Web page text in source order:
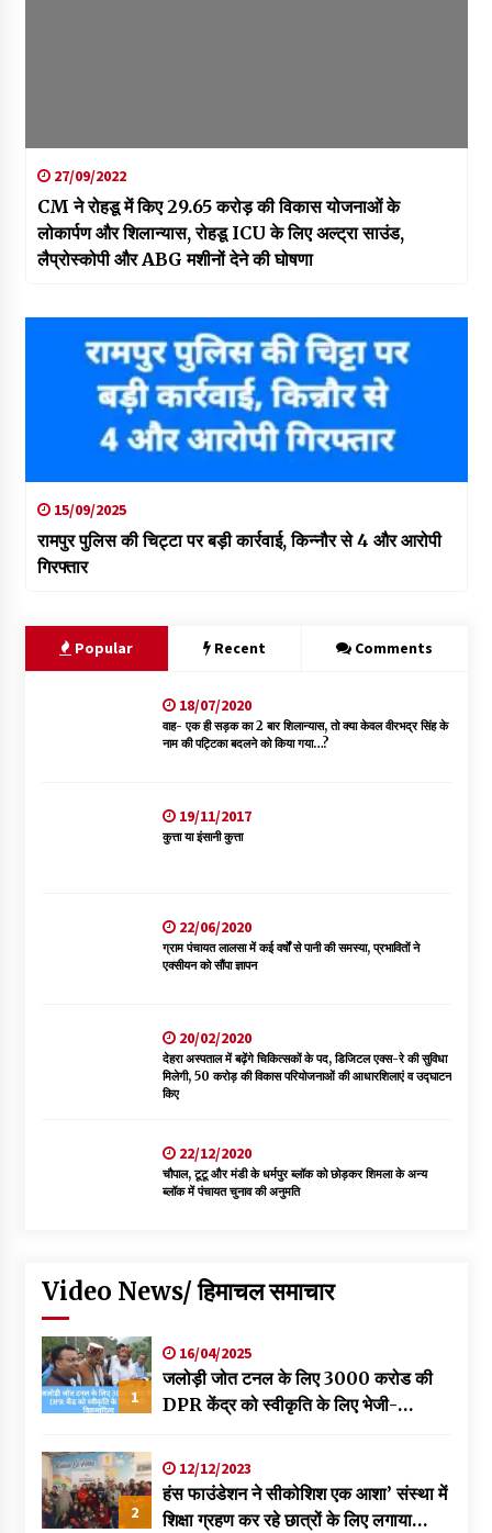
27/09/2022
CM ने रोहडू में किए 29.65 करोड़ की विकास योजनाओं के
लोकार्पण और शिलान्यास, रोहडू ICU के लिए अल्ट्रा साउंड,
लैप्रोस्कोपी और ABG मशीनों देने की घोषणा
15/09/2025
रामपुर पुलिस की चिट्टा पर बड़ी कार्रवाई, किन्नौर से 4 और आरोपी
गिरफ्तार
Popular Recent Comments
18/07/2020
वाह- एक ही सड़क का 2 बार शिलान्यास, तो क्या केवल वीरभद्र सिंह के
नाम की पट्टिका बदलने को किया गया…?
19/11/2017
कुत्ता या इंसानी कुत्ता
22/06/2020
ग्राम पंचायत लालसा में कई वर्षों से पानी की समस्या, प्रभावितों ने
एक्सीयन को सौंपा ज्ञापन
20/02/2020
देहरा अस्पताल में बढ़ेंगे चिकित्सकों के पद, डिजिटल एक्स-रे की सुविधा
मिलेगी, 50 करोड़ की विकास परियोजनाओं की आधारशिलाएं व उद्घाटन
किए
22/12/2020
चौपाल, टूटू और मंडी के धर्मपुर ब्लॉक को छोड़कर शिमला के अन्य
ब्लॉक में पंचायत चुनाव की अनुमति
Video News/ हिमाचल समाचार
1
16/04/2025
जलोड़ी जोत टनल के लिए 3000 करोड की
DPR केंद्र को स्वीकृति के लिए भेजी-
2
12/12/2023
हंस फाउंडेशन ने सीकोशिश एक आशा’ संस्था में
शिक्षा ग्रहण कर रहे छात्रों के लिए लगाया